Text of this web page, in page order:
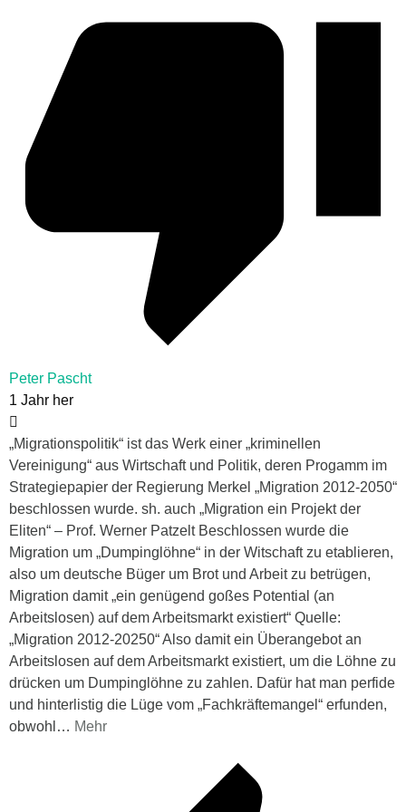
Peter Pascht
1 Jahr her
„Migrationspolitik“ ist das Werk einer „kriminellen
Vereinigung“ aus Wirtschaft und Politik, deren Progamm im
Strategiepapier der Regierung Merkel „Migration 2012-2050“
beschlossen wurde. sh. auch „Migration ein Projekt der
Eliten“ – Prof. Werner Patzelt Beschlossen wurde die
Migration um „Dumpinglöhne“ in der Witschaft zu etablieren,
also um deutsche Büger um Brot und Arbeit zu betrügen,
Migration damit „ein genügend goßes Potential (an
Arbeitslosen) auf dem Arbeitsmarkt existiert“ Quelle:
„Migration 2012-20250“ Also damit ein Überangebot an
Arbeitslosen auf dem Arbeitsmarkt existiert, um die Löhne zu
drücken um Dumpinglöhne zu zahlen. Dafür hat man perfide
und hinterlistig die Lüge vom „Fachkräftemangel“ erfunden,
obwohl … Mehr